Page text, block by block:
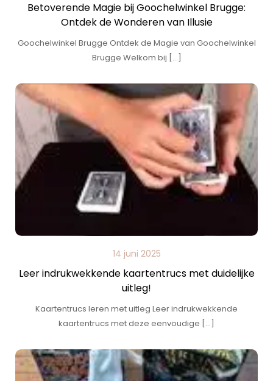
Betoverende Magie bij Goochelwinkel Brugge:
Ontdek de Wonderen van Illusie
Goochelwinkel Brugge Ontdek de Magie van Goochelwinkel
Brugge Welkom bij […]
14 juni 2025
Leer indrukwekkende kaartentrucs met duidelijke
uitleg!
Kaartentrucs leren met uitleg Leer indrukwekkende
kaartentrucs met deze eenvoudige […]